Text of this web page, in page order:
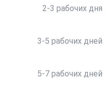
2-3 рабочих дня
3-5 рабочих дней
5-7 рабочих дней